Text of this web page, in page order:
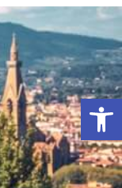
פתח סרגל נגישות